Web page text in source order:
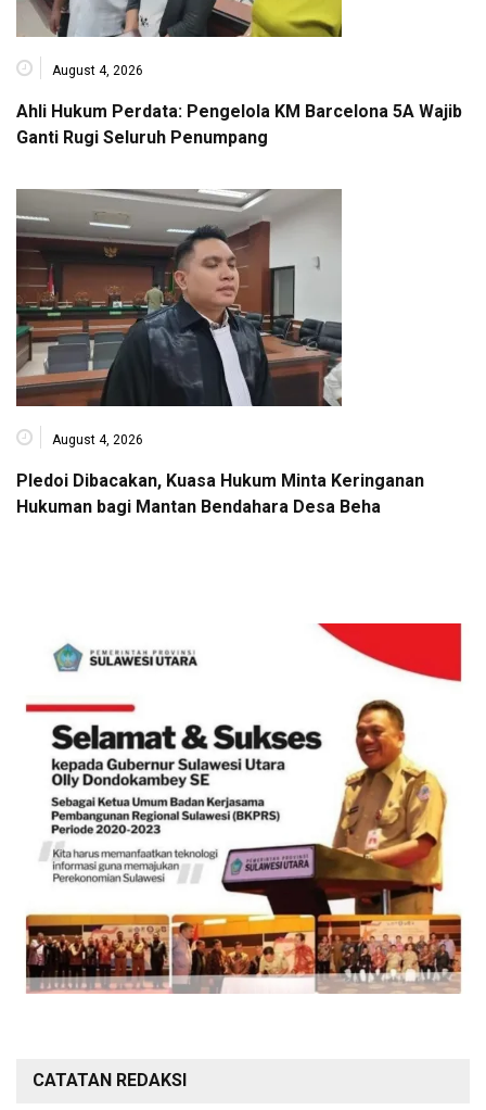
August 4, 2026
Ahli Hukum Perdata: Pengelola KM Barcelona 5A Wajib
Ganti Rugi Seluruh Penumpang
August 4, 2026
Pledoi Dibacakan, Kuasa Hukum Minta Keringanan
Hukuman bagi Mantan Bendahara Desa Beha
CATATAN REDAKSI